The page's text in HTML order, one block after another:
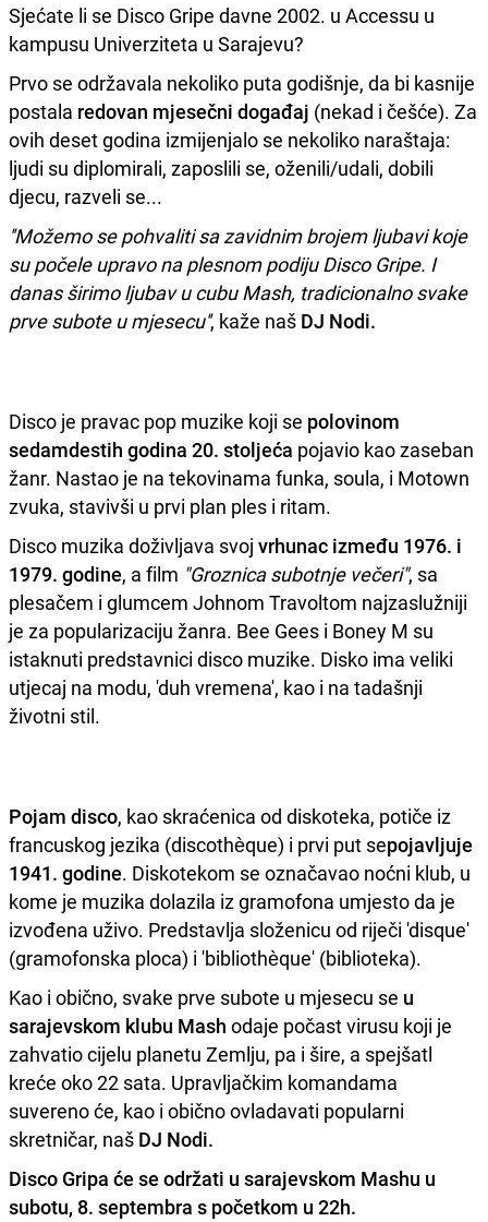
Sjećate li se Disco Gripe davne 2002. u Accessu u
kampusu Univerziteta u Sarajevu?
Prvo se održavala nekoliko puta godišnje, da bi kasnije
postala redovan mjesečni događaj (nekad i češće). Za
ovih deset godina izmijenjalo se nekoliko naraštaja:
ljudi su diplomirali, zaposlili se, oženili/udali, dobili
djecu, razveli se...
''Možemo se pohvaliti sa zavidnim brojem ljubavi koje
su počele upravo na plesnom podiju Disco Gripe. I
danas širimo ljubav u cubu Mash, tradicionalno svake
prve subote u mjesecu'', kaže naš DJ Nodi.
Disco je pravac pop muzike koji se polovinom
sedamdestih godina 20. stoljeća pojavio kao zaseban
žanr. Nastao je na tekovinama funka, soula, i Motown
zvuka, stavivši u prvi plan ples i ritam.
Disco muzika doživljava svoj vrhunac između 1976. i
1979. godine, a film "Groznica subotnje večeri", sa
plesačem i glumcem Johnom Travoltom najzaslužniji
je za popularizaciju žanra. Bee Gees i Boney M su
istaknuti predstavnici disco muzike. Disko ima veliki
utjecaj na modu, 'duh vremena', kao i na tadašnji
životni stil.
Pojam disco, kao skraćenica od diskoteka, potiče iz
francuskog jezika (discothèque) i prvi put sepojavljuje
1941. godine. Diskotekom se označavao noćni klub, u
kome je muzika dolazila iz gramofona umjesto da je
izvođena uživo. Predstavlja složenicu od riječi 'disque'
(gramofonska ploca) i 'bibliothèque' (biblioteka).
Kao i obično, svake prve subote u mjesecu se u
sarajevskom klubu Mash odaje počast virusu koji je
zahvatio cijelu planetu Zemlju, pa i šire, a spejšatl
kreće oko 22 sata. Upravljačkim komandama
suvereno će, kao i obično ovladavati popularni
skretničar, naš DJ Nodi.
Disco Gripa će se održati u sarajevskom Mashu u
subotu, 8. septembra s početkom u 22h.